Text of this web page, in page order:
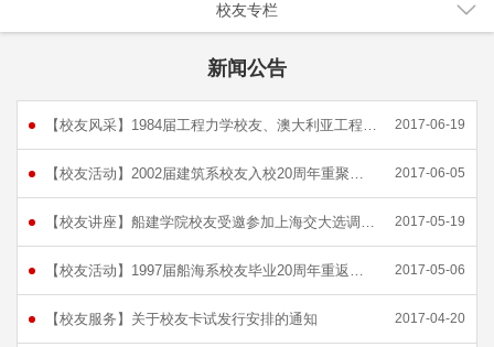
校友专栏
新闻公告
【校友风采】1984届工程力学校友、澳大利亚工程院院士谢亿民荣获 “2017年度澳大利亚创新奖” 2017-06-19
【校友活动】2002届建筑系校友入校20周年重聚母校[图] 2017-06-05
【校友讲座】船建学院校友受邀参加上海交大选调生专题研修班分享会[图] 2017-05-19
【校友活动】1997届船海系校友毕业20周年重返母校[图] 2017-05-06
【校友服务】关于校友卡试发行安排的通知 2017-04-20